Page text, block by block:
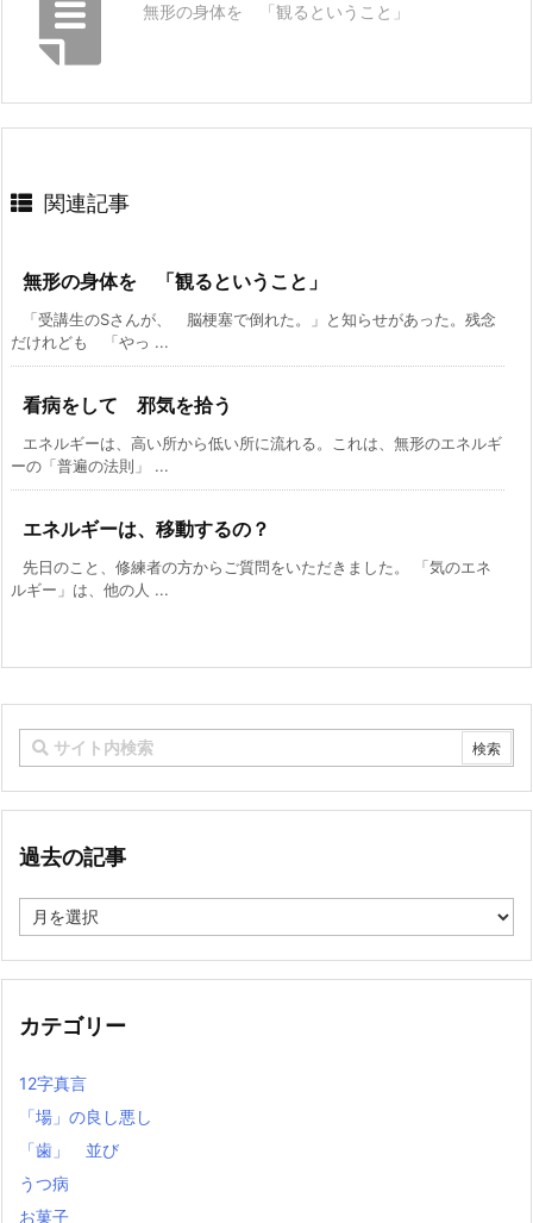
無形の身体を 「観るということ」
関連記事
無形の身体を 「観るということ」
「受講生のSさんが、 脳梗塞で倒れた。」と知らせがあった。残念
だけれども 「やっ ...
看病をして 邪気を拾う
エネルギーは、高い所から低い所に流れる。これは、無形のエネルギ
ーの「普遍の法則」 ...
エネルギーは、移動するの？
先日のこと、修練者の方からご質問をいただきました。 「気のエネ
ルギー」は、他の人 ...
過去の記事
去
記
カテゴリー
12字真言
「場」の良し悪し
「歯」 並び
うつ病
お菓子